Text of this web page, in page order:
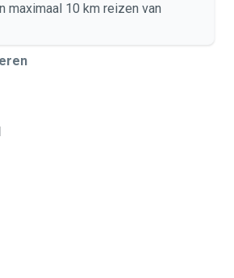
maximaal 10 km reizen van